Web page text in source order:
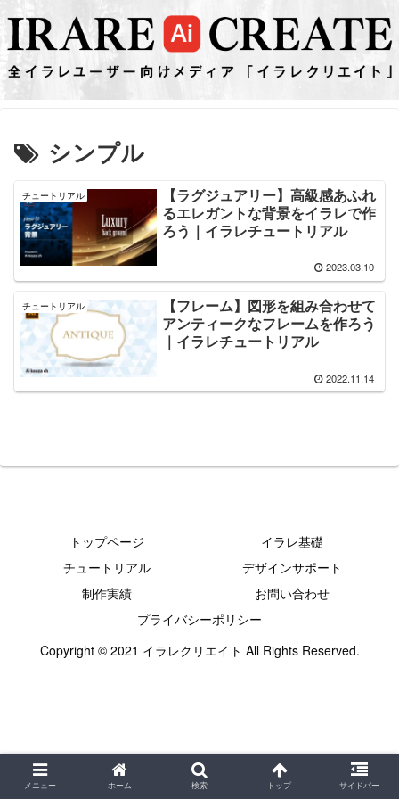
シンプル
チュートリアル
【ラグジュアリー】高級感あふれ
るエレガントな背景をイラレで作
ろう｜イラレチュートリアル
2023.03.10
チュートリアル
【フレーム】図形を組み合わせて
アンティークなフレームを作ろう
｜イラレチュートリアル
2022.11.14
トップページ
イラレ基礎
チュートリアル
デザインサポート
制作実績
お問い合わせ
プライバシーポリシー
Copyright © 2021 イラレクリエイト All Rights Reserved.
メニュー ホーム 検索 トップ サイドバー